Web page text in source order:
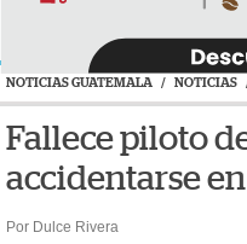
NOTICIAS GUATEMALA / NOTICIAS
Fallece piloto
accidentarse
Por Dulce Rivera